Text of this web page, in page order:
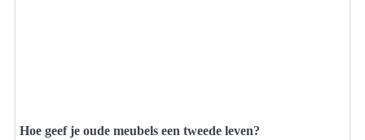
Hoe geef je oude meubels een tweede leven?